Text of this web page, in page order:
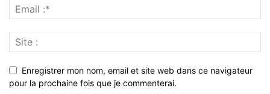
Enregistrer mon nom, email et site web dans ce navigateur
pour la prochaine fois que je commenterai.